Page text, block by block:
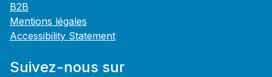
B2B
Mentions légales
Accessibility Statement
Suivez-nous sur